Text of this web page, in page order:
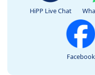
HiPP Live Chat
Facebook